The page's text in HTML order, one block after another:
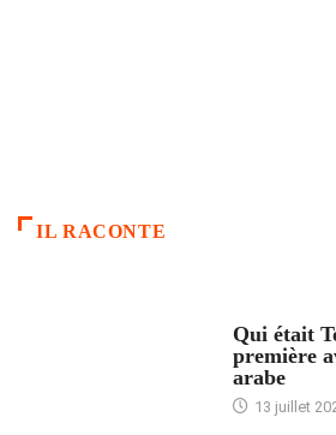
IL RACONTE
Qui était
première
arabe
13 juillet